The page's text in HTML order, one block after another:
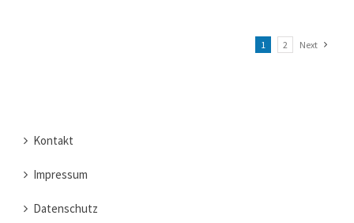
1 2 Next
Kontakt
Impressum
Datenschutz